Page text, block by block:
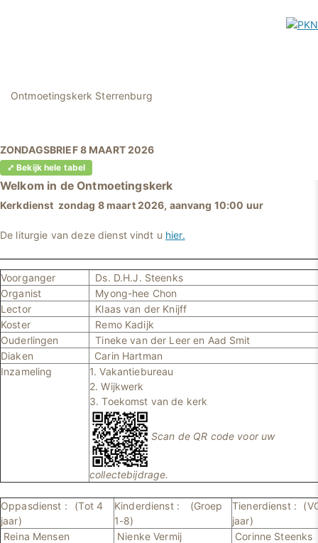
Ontmoetingskerk Sterrenburg
ZONDAGSBRIEF 8 MAART 2026
⤢ Bekijk hele tabel
Welkom in de Ontmoetingskerk
Kerkdienst zondag 8 maart 2026, aanvang 10:00 uur
De liturgie van deze dienst vindt u hier.
Voorganger
Ds. D.H.J. Steenks
Organist
Myong-hee Chon
Lector
Klaas van der Knijff
Koster
Remo Kadijk
Ouderlingen
Tineke van der Leer en Aad Smit
Diaken
Carin Hartman
Inzameling
1. Vakantiebureau
2. Wijkwerk
3. Toekomst van de kerk
Scan de QR code voor uw
collectebijdrage.
Oppasdienst :
(Tot 4
jaar)
Kinderdienst :
(Groep
1-8)
Tienerdienst :
jaar)
Reina Mensen
Nienke Vermij Corinne Steenks